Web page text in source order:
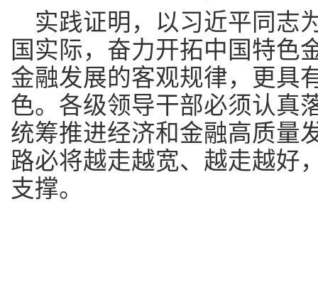
实践证明，以习近平同志
国实际，奋力开拓中国特色
金融发展的客观规律，更具
色。各级领导干部必须认真
统筹推进经济和金融高质量
路必将越走越宽、越走越好
支撑。